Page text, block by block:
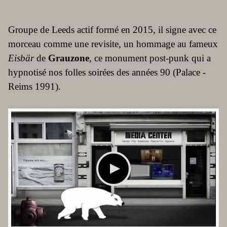
Groupe de Leeds actif formé en 2015, il signe avec ce
morceau comme une revisite, un hommage au fameux
Eisbärde Grauzone, ce monument post-punk qui a
hypnotisé nos folles soirées des années 90 (Palace -
Reims 1991).